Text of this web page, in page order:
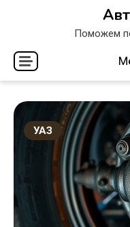
Поможем
УАЗ